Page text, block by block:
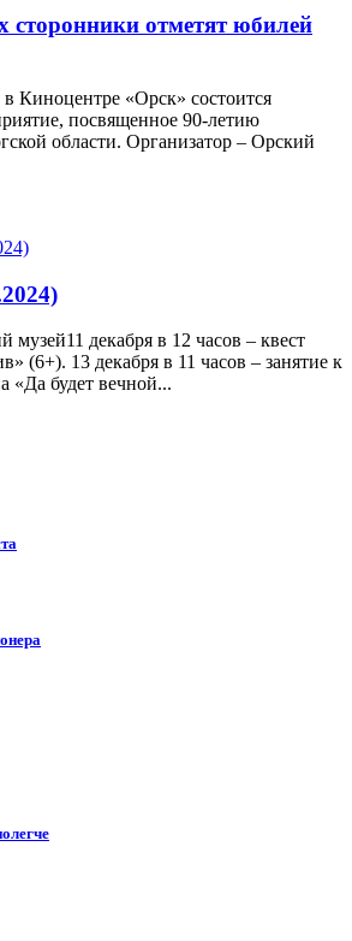
отметят юбилей
в Киноцентре «Орск» состоится
посвященное 90-летию
области. Организатор – Орский
музей11 декабря в 12 часов – квест
(6+). 13 декабря в 11 часов – занятие к
«Да будет вечной...